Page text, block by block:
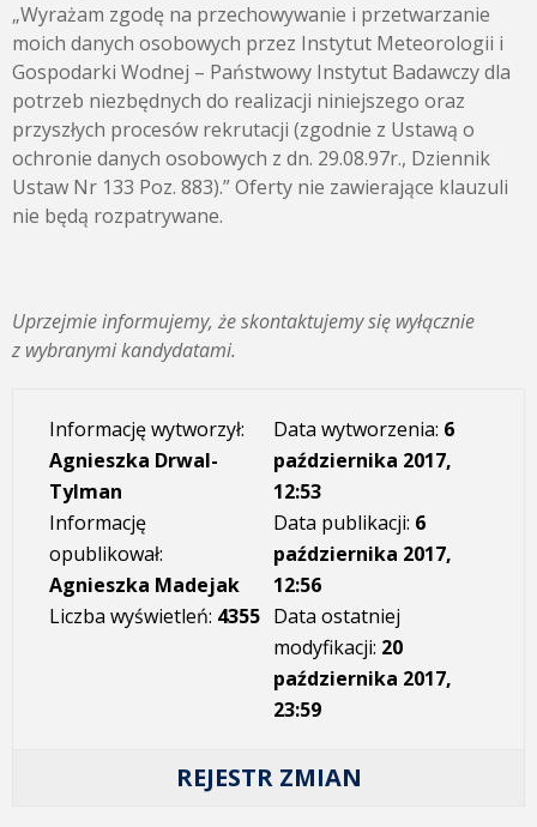
„Wyrażam zgodę na przechowywanie i przetwarzanie
moich danych osobowych przez Instytut Meteorologii i
Gospodarki Wodnej – Państwowy Instytut Badawczy dla
potrzeb niezbędnych do realizacji niniejszego oraz
przyszłych procesów rekrutacji (zgodnie z Ustawą o
ochronie danych osobowych z dn. 29.08.97r., Dziennik
Ustaw Nr 133 Poz. 883).” Oferty nie zawierające klauzuli
nie będą rozpatrywane.
Uprzejmie informujemy, że skontaktujemy się wyłącznie
z wybranymi kandydatami.
Informację wytworzył:
Agnieszka Drwal-
Tylman
Informację
opublikował:
Agnieszka Madejak
Liczba wyświetleń: 4355
Data wytworzenia: 6
października 2017,
12:53
Data publikacji: 6
października 2017,
12:56
Data ostatniej
modyfikacji: 20
października 2017,
23:59
REJESTR ZMIAN